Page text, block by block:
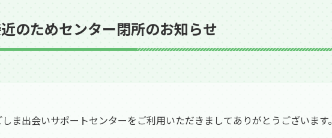
近のためセンター閉所のお知らせ
ま出会いサポートセンターをご利用いただきましてありがとうございます。